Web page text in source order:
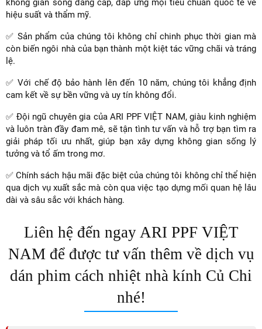
không gian sống đẳng cấp, đáp ứng mọi tiêu chuẩn quốc tế về
hiệu suất và thẩm mỹ.
✅ Sản phẩm của chúng tôi không chỉ chinh phục thời gian mà
còn biến ngôi nhà của bạn thành một kiệt tác vững chãi và tráng
lệ.
✅ Với chế độ bảo hành lên đến 10 năm, chúng tôi khẳng định
cam kết về sự bền vững và uy tín không đổi.
✅ Đội ngũ chuyên gia của ARI PPF VIỆT NAM, giàu kinh nghiệm
và luôn tràn đầy đam mê, sẽ tận tình tư vấn và hỗ trợ bạn tìm ra
giải pháp tối ưu nhất, giúp bạn xây dựng không gian sống lý
tưởng và tổ ấm trong mơ.
✅ Chính sách hậu mãi đặc biệt của chúng tôi không chỉ thể hiện
qua dịch vụ xuất sắc mà còn qua việc tạo dựng mối quan hệ lâu
dài và sâu sắc với khách hàng.
Liên hệ đến ngay ARI PPF VIỆT
NAM để được tư vấn thêm về dịch vụ
dán phim cách nhiệt nhà kính Củ Chi
nhé!